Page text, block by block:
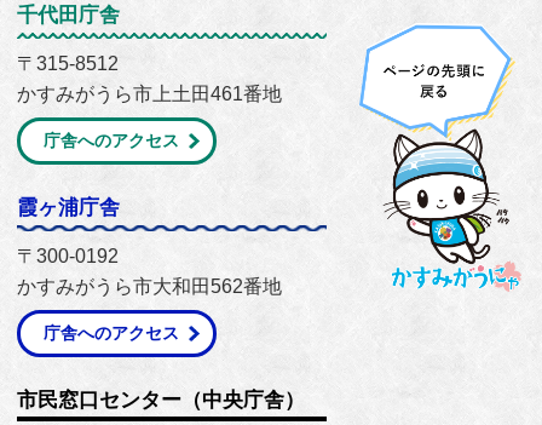
千代田庁舎
〒315-8512
かすみがうら市上土田461番地
庁舎へのアクセス
霞ヶ浦庁舎
〒300-0192
かすみがうら市大和田562番地
庁舎へのアクセス
市民窓口センター（中央庁舎）